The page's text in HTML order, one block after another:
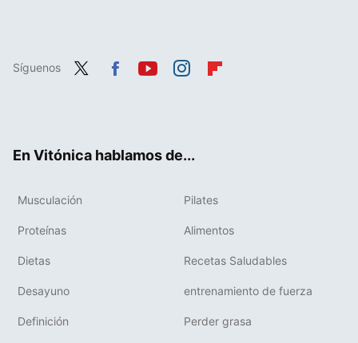
Síguenos
En Vitónica hablamos de...
Musculación Pilates
Proteínas Alimentos
Dietas Recetas Saludables
Desayuno entrenamiento de fuerza
Definición Perder grasa